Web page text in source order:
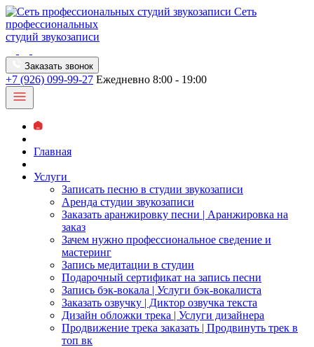
Сеть
профессиональных
студий звукозаписи
Заказать звонок
+7 (926) 099-99-27 Ежедневно 8:00 - 19:00
Главная
Услуги
Записать песню в студии звукозаписи
Аренда студии звукозаписи
Заказать аранжировку песни | Аранжировка на
заказ
Зачем нужно профессиональное сведение и
мастеринг
Запись медитации в студии
Подарочный сертификат на запись песни
Запись бэк-вокала | Услуги бэк-вокалиста
Заказать озвучку | Диктор озвучка текста
Дизайн обложки трека | Услуги дизайнера
Продвижение трека заказать | Продвинуть трек в
топ вк